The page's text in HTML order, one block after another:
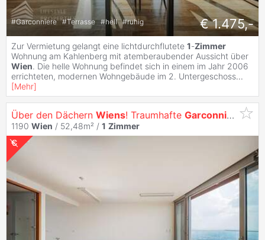
#Garconniere #Terrasse #hell #ruhig € 1.475,-
Zur Vermietung gelangt eine lichtdurchflutete 1-Zimmer
Wohnung am Kahlenberg mit atemberaubender Aussicht über
Wien. Die helle Wohnung befindet sich in einem im Jahr 2006
errichteten, modernen Wohngebäude im 2. Untergeschoss...
[Mehr]
Über den Dächern Wiens! Traumhafte Garconniere mit
1190 Wien / 52,48m² / 1 Zimmer